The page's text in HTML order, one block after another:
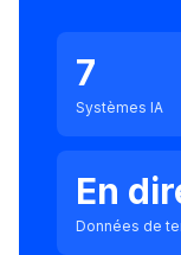
7
Systèmes IA
En
Données de